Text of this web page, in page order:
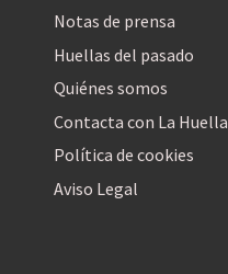
Notas de prensa
Huellas del pasado
Quiénes somos
Contacta con La Huella
Política de cookies
Aviso Legal